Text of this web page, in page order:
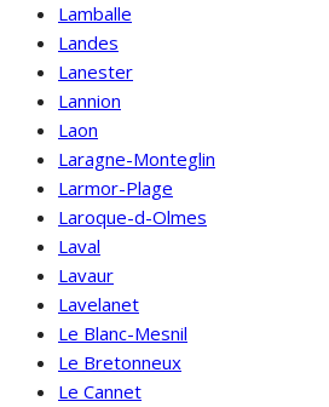
Lamballe
Landes
Lanester
Lannion
Laon
Laragne-Monteglin
Larmor-Plage
Laroque-d-Olmes
Laval
Lavaur
Lavelanet
Le Blanc-Mesnil
Le Bretonneux
Le Cannet